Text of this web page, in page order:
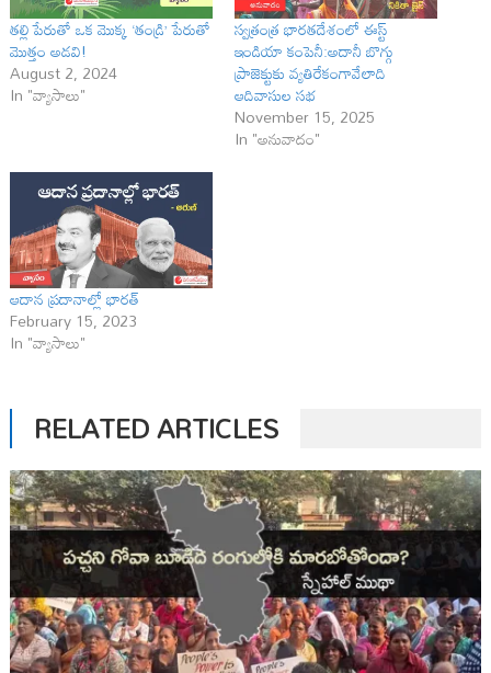
తల్లి పేరుతో ఒక మొక్క ‘తండ్రి’ పేరుతో
మొత్తం అడవి!
August 2, 2024
In "వ్యాసాలు"
స్వత్రంత్ర భారతదేశంలో ఈస్ట్
ఇండియా కంపెనీ:అదానీ బొగ్గు
ప్రాజెక్టుకు వ్యతిరేకంగావేలాది
ఆదివాసుల సభ
November 15, 2025
In "అనువాదం"
ఆదాన ప్రదానాల్లో భారత్
February 15, 2023
In "వ్యాసాలు"
RELATED ARTICLES